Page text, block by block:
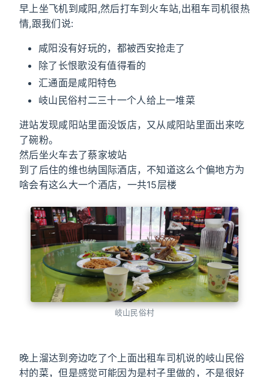
早上坐飞机到咸阳,然后打车到火车站,出租车司机很热
情,跟我们说:
咸阳没有好玩的，都被西安抢走了
除了长恨歌没有值得看的
汇通面是咸阳特色
岐山民俗村二三十一个人给上一堆菜
进站发现咸阳站里面没饭店，又从咸阳站里面出来吃
了碗粉。
然后坐火车去了蔡家坡站
到了后住的维也纳国际酒店，不知道这么个偏地方为
啥会有这么大一个酒店，一共15层楼
岐山民俗村
晚上溜达到旁边吃了个上面出租车司机说的岐山民俗
村的菜，但是感觉可能因为是村子里做的，不是很好